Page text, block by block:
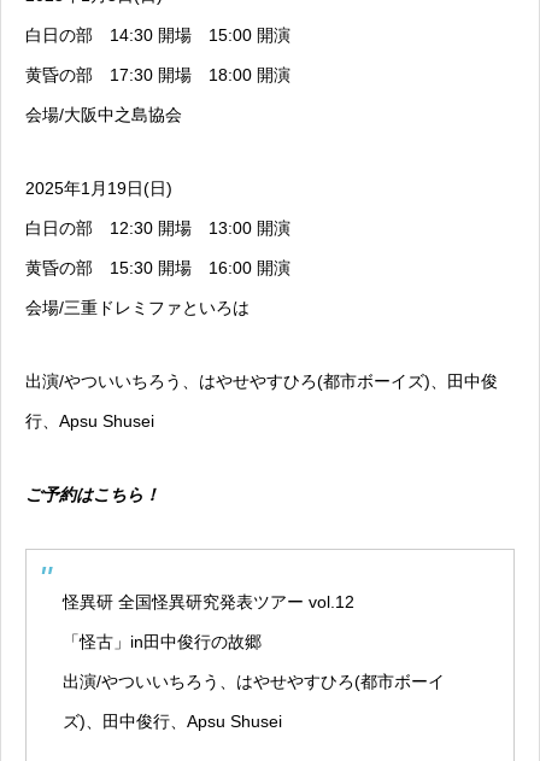
白日の部 14:30 開場 15:00 開演
黄昏の部 17:30 開場 18:00 開演
会場/大阪中之島協会
2025年1月19日(日)
白日の部 12:30 開場 13:00 開演
黄昏の部 15:30 開場 16:00 開演
会場/三重ドレミファといろは
出演/やついいちろう、はやせやすひろ(都市ボーイズ)、田中俊
行、Apsu Shusei
ご予約はこちら！
怪異研 全国怪異研究発表ツアー vol.12
「怪古」in田中俊行の故郷
出演/やついいちろう、はやせやすひろ(都市ボーイ
ズ)、田中俊行、Apsu Shusei